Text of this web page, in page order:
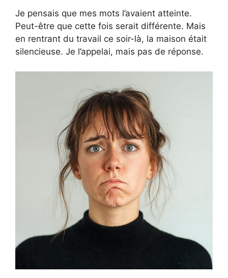
Je pensais que mes mots l’avaient atteinte.
Peut-être que cette fois serait différente. Mais
en rentrant du travail ce soir-là, la maison était
silencieuse. Je l’appelai, mais pas de réponse.